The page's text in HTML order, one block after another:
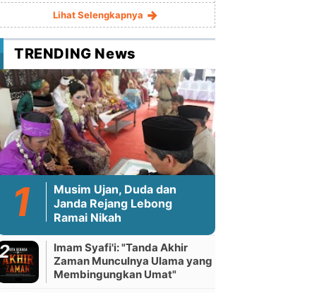
Lihat Selengkapnya
TRENDING News
Musim Ujan, Duda dan
Janda Rejang Lebong
Ramai Nikah
Imam Syafi'i: "Tanda Akhir
Zaman Munculnya Ulama yang
Membingungkan Umat"